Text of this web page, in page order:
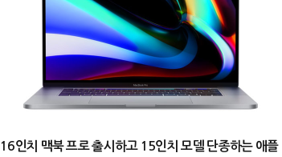
16인치 맥북 프로 출시하고 15인치 모델 단종하는 애플